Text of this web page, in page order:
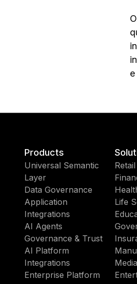
Products
Universal Semantic
Layer
Data Governance
Application
Integrations
AI Agents
Governance & Trust
AI Platform
Integrations
Enterprise Platform
Retail
Life